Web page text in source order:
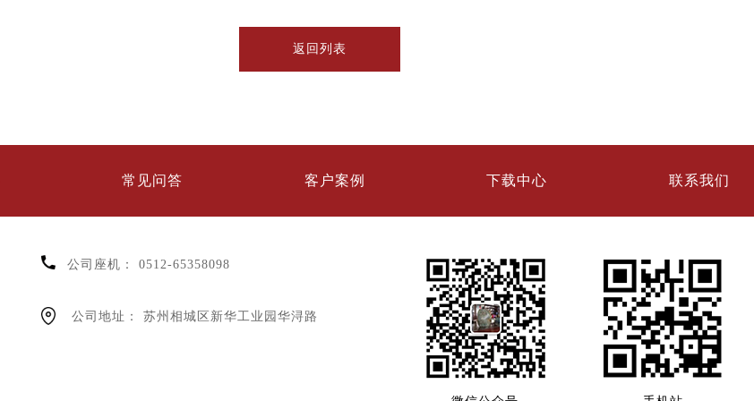
返回列表
常见问答 客户案例 下载中心 联系我们
公司座机： 0512-65358098
公司地址： 苏州相城区新华工业园华浔路